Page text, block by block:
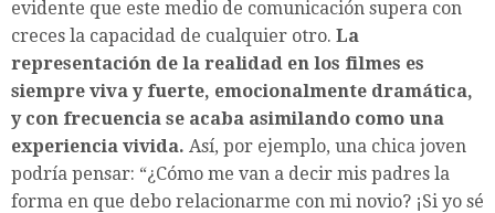
evidente que este medio de comunicación supera con
creces la capacidad de cualquier otro. La
representación de la realidad en los filmes es
siempre viva y fuerte, emocionalmente dramática,
y con frecuencia se acaba asimilando como una
experiencia vivida. Así, por ejemplo, una chica joven
podría pensar: “¿Cómo me van a decir mis padres la
forma en que debo relacionarme con mi novio? ¡Si yo sé